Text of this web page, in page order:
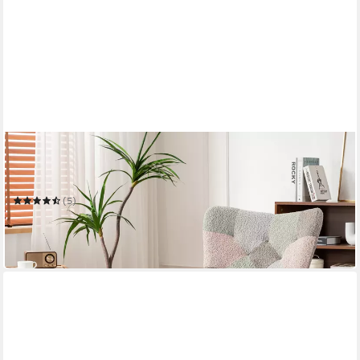
STILVORA
Schaukelstuhl Schaukelsessel mit fußstütze,Loungesessel
Relaxsessel wohnzimmer
(5)
195,99 € UVP259,99 €
-25%
in 6-7 Werktagen bei dir